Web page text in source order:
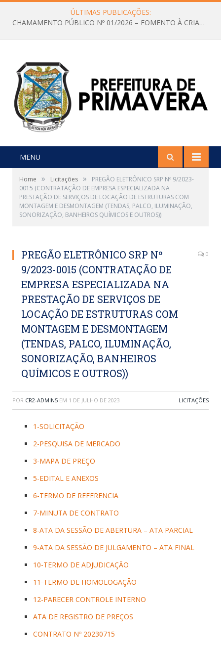
ÚLTIMAS PUBLICAÇÕES:
CHAMAMENTO PÚBLICO Nº 01/2026 – FOMENTO À CRIAÇÃO E A CIRCULAÇÃO DE PRODUÇÕES CULTURAIS – Aldir Blanc
MENU
Home » Licitações »
PREGÃO ELETRÔNICO SRP Nº 9/2023-
0015 (CONTRATAÇÃO DE EMPRESA ESPECIALIZADA NA
PRESTAÇÃO DE SERVIÇOS DE LOCAÇÃO DE ESTRUTURAS COM
MONTAGEM E DESMONTAGEM (TENDAS, PALCO, ILUMINAÇÃO,
SONORIZAÇÃO, BANHEIROS QUÍMICOS E OUTROS))
PREGÃO ELETRÔNICO SRP Nº
9/2023-0015 (CONTRATAÇÃO DE
EMPRESA ESPECIALIZADA NA
PRESTAÇÃO DE SERVIÇOS DE
LOCAÇÃO DE ESTRUTURAS COM
MONTAGEM E DESMONTAGEM
(TENDAS, PALCO, ILUMINAÇÃO,
SONORIZAÇÃO, BANHEIROS
QUÍMICOS E OUTROS))
0
POR CR2-ADMIN5 EM 1 DE JULHO DE 2023 LICITAÇÕES
1-SOLICITAÇÃO
2-PESQUISA DE MERCADO
3-MAPA DE PREÇO
5-EDITAL E ANEXOS
6-TERMO DE REFERENCIA
7-MINUTA DE CONTRATO
8-ATA DA SESSÃO DE ABERTURA – ATA PARCIAL
9-ATA DA SESSÃO DE JULGAMENTO – ATA FINAL
10-TERMO DE ADJUDICAÇÃO
11-TERMO DE HOMOLOGAÇÃO
12-PARECER CONTROLE INTERNO
ATA DE REGISTRO DE PREÇOS
CONTRATO Nº 20230715